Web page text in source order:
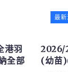
港羽
全部
最
2026/
(幼苗